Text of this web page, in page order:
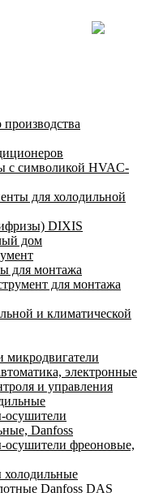
с символикой HVAC-
для холодильной
DIXIS
дом
для монтажа
для монтажа
и климатической
микродвигатели
электронные
и управления
осушители
Danfoss
осушители фреоновые,
Danfoss DAS